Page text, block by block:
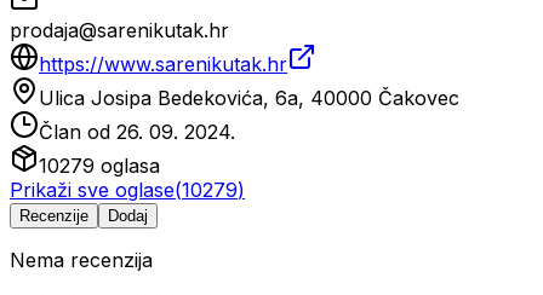
prodaja@sarenikutak.hr
https://www.sarenikutak.hr
Ulica Josipa Bedekovića, 6a, 40000 Čakovec
Član od 26. 09. 2024.
10279 oglasa
Prikaži sve oglase(10279)
Recenzije Dodaj
Nema recenzija